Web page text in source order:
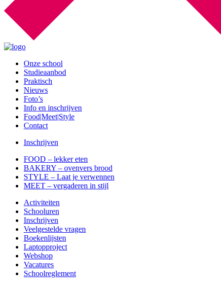
Onze school
Studieaanbod
Praktisch
Nieuws
Foto’s
Info en inschrijven
Food|Meet|Style
Contact
Inschrijven
FOOD – lekker eten
BAKERY – ovenvers brood
STYLE – Laat je verwennen
MEET – vergaderen in stijl
Activiteiten
Schooluren
Inschrijven
Veelgestelde vragen
Boekenlijsten
Laptopproject
Webshop
Vacatures
Schoolreglement